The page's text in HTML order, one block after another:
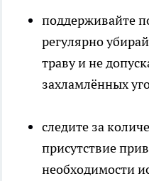
поддерживайте
регулярно
траву и не
захламлённых
следите за
присутствие
необходимости